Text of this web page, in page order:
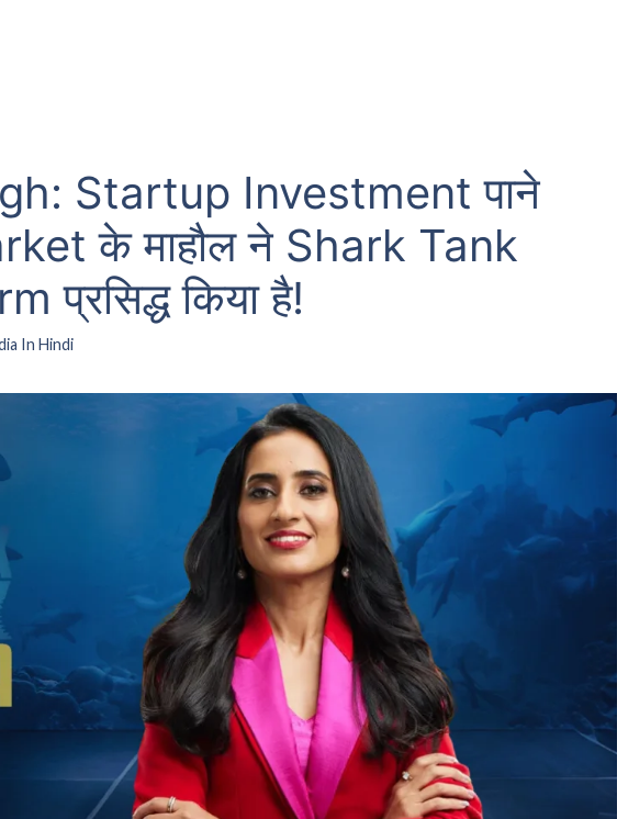
Startup Investment पाने
के माहौल ने Shark Tank
प्रसिद्ध किया है!
In Hindi